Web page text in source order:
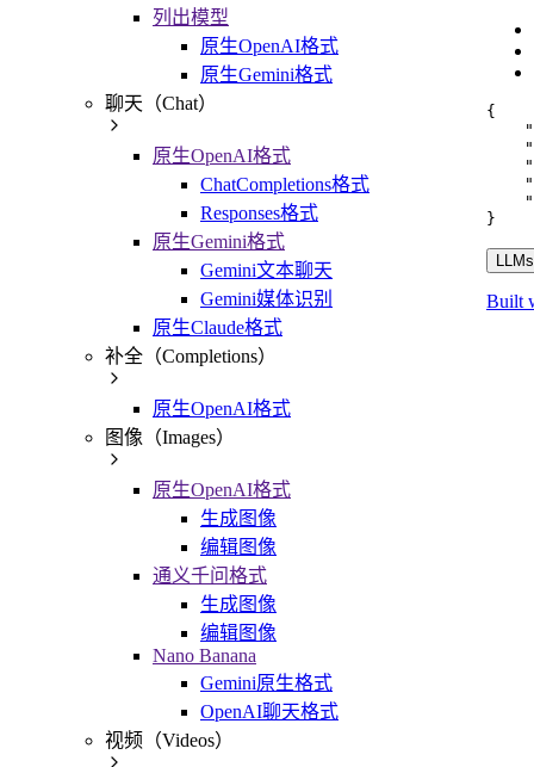
列出模型
原生OpenAI格式
原生Gemini格式
聊天（Chat）
原生OpenAI格式
ChatCompletions格式
Responses格式
原生Gemini格式
Gemini文本聊天
Gemini媒体识别
原生Claude格式
补全（Completions）
原生OpenAI格式
图像（Images）
原生OpenAI格式
生成图像
编辑图像
通义千问格式
生成图像
编辑图像
Nano Banana
Gemini原生格式
OpenAI聊天格式
视频（Videos）
{
}
Built